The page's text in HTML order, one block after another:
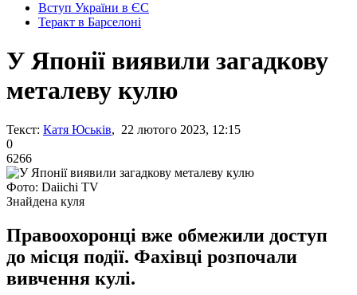
Вступ України в ЄС
Теракт в Барселоні
У Японії виявили загадкову
металеву кулю
Текст: Катя Юськів, 22 лютого 2023, 12:15
0
6266
Фото: Daiichi TV
Знайдена куля
Правоохоронці вже обмежили доступ
до місця події. Фахівці розпочали
вивчення кулі.